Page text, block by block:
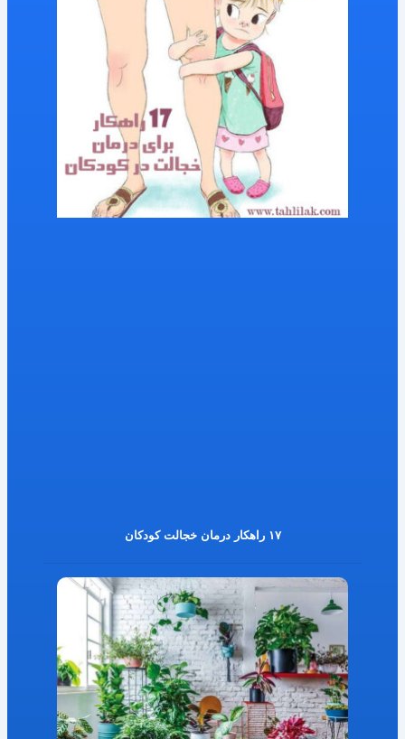
۱۷ راهکار درمان خجالت کودکان